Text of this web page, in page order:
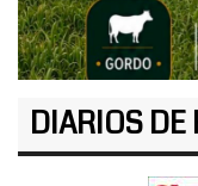
DIARIOS DE